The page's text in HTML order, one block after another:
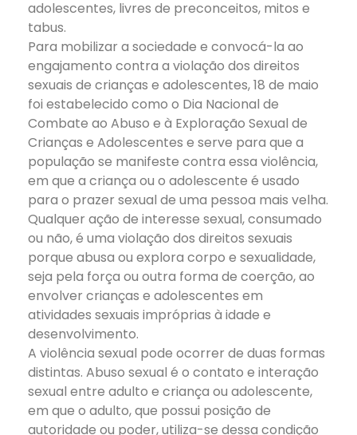
adolescentes, livres de preconceitos, mitos e
tabus.
Para mobilizar a sociedade e convocá-la ao
engajamento contra a violação dos direitos
sexuais de crianças e adolescentes, 18 de maio
foi estabelecido como o Dia Nacional de
Combate ao Abuso e à Exploração Sexual de
Crianças e Adolescentes e serve para que a
população se manifeste contra essa violência,
em que a criança ou o adolescente é usado
para o prazer sexual de uma pessoa mais velha.
Qualquer ação de interesse sexual, consumado
ou não, é uma violação dos direitos sexuais
porque abusa ou explora corpo e sexualidade,
seja pela força ou outra forma de coerção, ao
envolver crianças e adolescentes em
atividades sexuais impróprias à idade e
desenvolvimento.
A violência sexual pode ocorrer de duas formas
distintas. Abuso sexual é o contato e interação
sexual entre adulto e criança ou adolescente,
em que o adulto, que possui posição de
autoridade ou poder, utiliza-se dessa condição